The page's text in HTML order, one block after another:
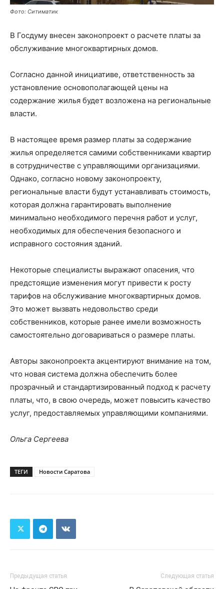
Фото: Ситиматик
В Госдуму внесен законопроект о расчете платы за
обслуживание многоквартирных домов.
Согласно данной инициативе, ответственность за
установление основополагающей цены на
содержание жилья будет возложена на региональные
власти.
В настоящее время размер платы за содержание
жилья определяется самими собственниками квартир
в сотрудничестве с управляющими организациями.
Однако, согласно новому законопроекту,
региональные власти будут устанавливать стоимость,
которая должна гарантировать выполнение
минимально необходимого перечня работ и услуг,
необходимых для обеспечения безопасного и
исправного состояния зданий.
Некоторые специалисты выражают опасения, что
предстоящие изменения могут привести к росту
тарифов на обслуживание многоквартирных домов.
Это может вызвать недовольство среди
собственников, которые ранее имели возможность
самостоятельно договариваться о размере платы.
Авторы законопроекта акцентируют внимание на том,
что новая система должна обеспечить более
прозрачный и стандартизированный подход к расчету
платы, что, в свою очередь, может повысить качество
услуг, предоставляемых управляющими компаниями.
Ольга Сергеева
ТЕГИ Новости Саратова
Предыдущая статья Следующая статья